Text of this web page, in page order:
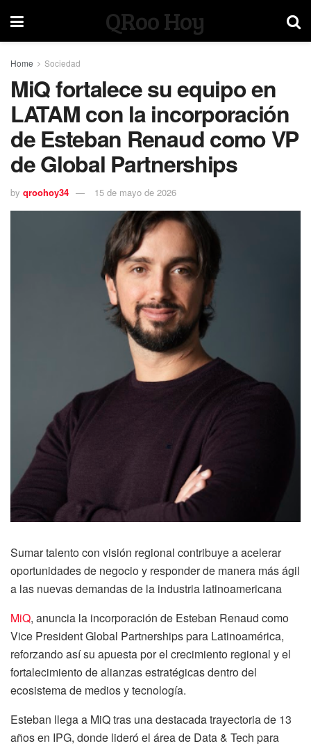
QRoo Hoy
Home Sociedad
MiQ fortalece su equipo en
LATAM con la incorporación
de Esteban Renaud como VP
de Global Partnerships
by qroohoy34 15 de mayo de 2026
Sumar talento con visión regional contribuye a acelerar
oportunidades de negocio y responder de manera más ágil
a las nuevas demandas de la industria latinoamericana
MiQ, anuncia la incorporación de Esteban Renaud como
Vice President Global Partnerships para Latinoamérica,
reforzando así su apuesta por el crecimiento regional y el
fortalecimiento de alianzas estratégicas dentro del
ecosistema de medios y tecnología.
Esteban llega a MiQ tras una destacada trayectoria de 13
años en IPG, donde lideró el área de Data & Tech para